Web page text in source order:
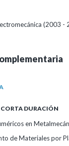
(2003 -
CORTA DURACIÓN
en
de Materiales por